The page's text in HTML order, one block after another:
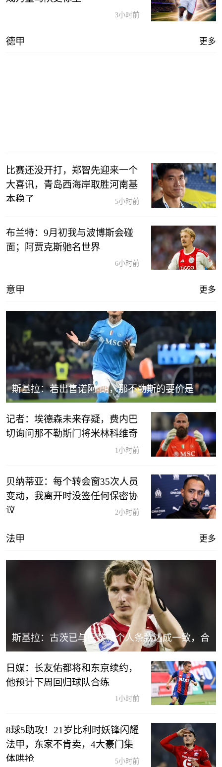
3小时前
德甲 更多
比赛还没开打，郑智先迎来一个
大喜讯，青岛西海岸取胜河南基
本稳了
5小时前
布兰特：9月初我与波博斯会碰
面；阿贾克斯驰名世界
6小时前
意甲 更多
斯基拉：若出售诺阿-朗，那不勒斯的要价是
2500万-3000万欧元
记者：埃德森未来存疑，费内巴
切询问那不勒斯门将米林科维奇
1小时前
贝纳蒂亚：每个转会窗35次人员
变动，我离开时没签任何保密协
议
2小时前
法甲 更多
斯基拉：古茨已与巴黎就个人条款达成一致，合
同至2031年
日媒：长友佑都将和东京续约，
他预计下周回归球队合练
1小时前
8球5助攻！21岁比利时妖锋闪耀
法甲，东家不肯卖，4大豪门集
体哄抢
5小时前